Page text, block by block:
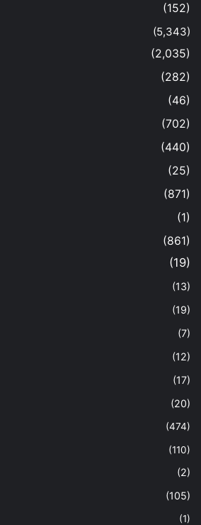
(152)
(5,343)
(2,035)
(282)
(46)
(702)
(440)
(25)
(871)
(1)
(861)
(19)
(13)
(19)
(7)
(12)
(17)
(20)
(474)
(110)
(2)
(105)
(1)